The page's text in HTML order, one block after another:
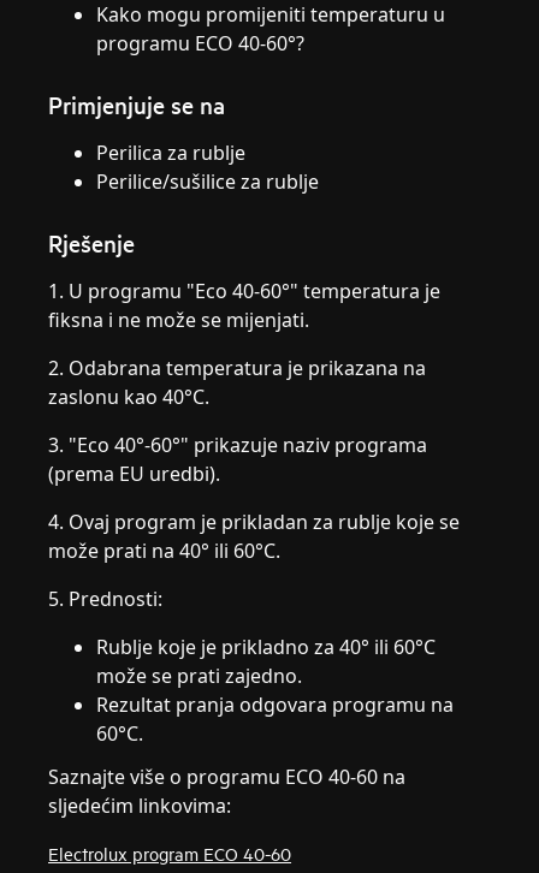
Kako mogu promijeniti temperaturu u
programu ECO 40-60°?
Primjenjuje se na
Perilica za rublje
Perilice/sušilice za rublje
Rješenje
1. U programu "Eco 40-60°" temperatura je
fiksna i ne može se mijenjati.
2. Odabrana temperatura je prikazana na
zaslonu kao 40°C.
3. "Eco 40°-60°" prikazuje naziv programa
(prema EU uredbi).
4. Ovaj program je prikladan za rublje koje se
može prati na 40° ili 60°C.
5. Prednosti:
Rublje koje je prikladno za 40° ili 60°C
može se prati zajedno.
Rezultat pranja odgovara programu na
60°C.
Saznajte više o programu ECO 40-60 na
sljedećim linkovima:
Electrolux program ECO 40-60